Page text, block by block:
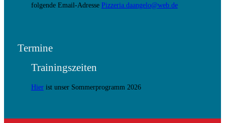
folgende Email-Adresse Pizzeria.daangelo@web.de
Termine
Trainingszeiten
Hierist unser Sommerprogramm 2026